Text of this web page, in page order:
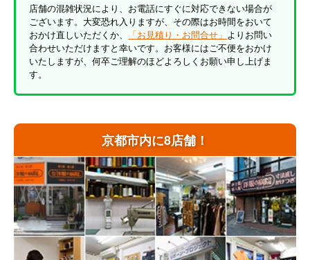
京都市内に8店舗！
店舗の混雑状況により、お電話にすぐに対応できない場合が
ございます。大変恐れ入りますが、その際はお時間をおいて
おかけ直しいただくか、
「お見積り・お問合せ」 よりお問い
合わせいただけますと幸いです。お客様にはご不便をおかけ
いたしますが、何卒ご理解のほどよろしくお願い申し上げま
す。